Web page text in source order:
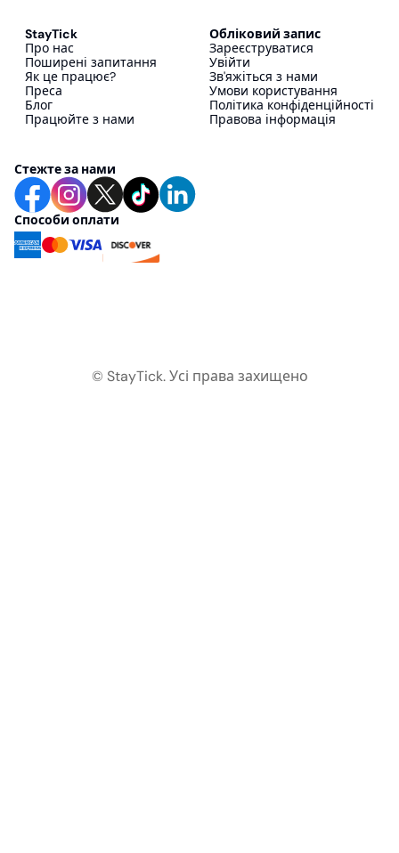
StayTick
Про нас
Поширені запитання
Як це працює?
Преса
Блог
Працюйте з нами
Обліковий запис
Зареєструватися
Увійти
Зв'яжіться з нами
Умови користування
Політика конфіденційності
Правова інформація
Стежте за нами
Способи оплати
© StayTick.Усі права захищено